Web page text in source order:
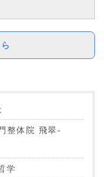
整体院 飛翠-
学